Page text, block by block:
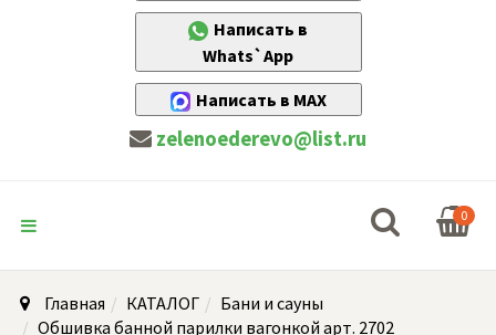
Написать в
Whats`App
Написать в MAX
zelenoederevo@list.ru
0
Главная КАТАЛОГ
Бани и сауны
Обшивка банной парилки вагонкой арт. 2702